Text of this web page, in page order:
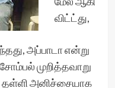
விட்ட்து,
அப்பாடா என்று
முறித்தவாறு
தள்ளி அனிச்சையாக